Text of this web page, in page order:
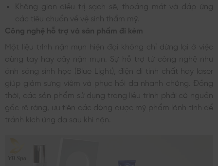
Không gian điều trị sạch sẽ, thoáng mát và đáp ứng
các tiêu chuẩn về vệ sinh thẩm mỹ.
Công nghệ hỗ trợ và sản phẩm đi kèm
Một liệu trình nặn mụn hiện đại không chỉ dừng lại ở việc
dùng tay hay cây nặn mụn. Sự hỗ trợ từ công nghệ như
ánh sáng sinh học (Blue Light), điện di tinh chất hay laser
giúp giảm sưng viêm và phục hồi da nhanh chóng. Đồng
thời, các sản phẩm sử dụng trong liệu trình phải có nguồn
gốc rõ ràng, ưu tiên các dòng dược mỹ phẩm lành tính để
tránh kích ứng da sau khi nặn.